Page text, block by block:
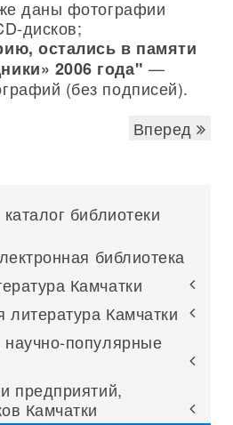
даны фотографии
дисков;
остались в памяти
2006 года" —
(без подписей).
Вперед
библиотеки
библиотека
Камчатки
литература Камчатки
популярные
предприятий,
Камчатки